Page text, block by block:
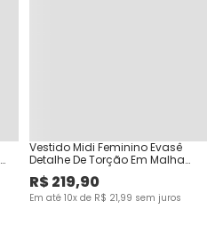
Vestido Midi Feminino Evasê
Detalhe De Torção Em Malha
Crepe
R$219,90
Em até 10x de R$ 21,99 sem juros